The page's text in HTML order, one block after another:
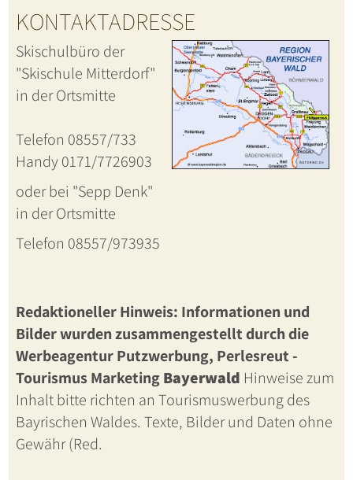
KONTAKTADRESSE
Skischulbüro der
"Skischule Mitterdorf"
in der Ortsmitte
Telefon 08557/733
Handy 0171/7726903
oder bei "Sepp Denk"
in der Ortsmitte
Telefon 08557/973935
Redaktioneller Hinweis: Informationen und
Bilder wurden zusammengestellt durch die
Werbeagentur Putzwerbung, Perlesreut -
Tourismus MarketingBayerwald Hinweise zum
Inhalt bitte richten an Tourismuswerbung des
Bayrischen Waldes. Texte, Bilder und Daten ohne
Gewähr (Red.